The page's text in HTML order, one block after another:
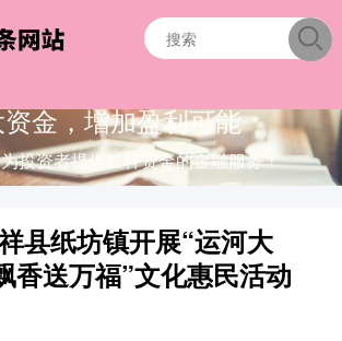
金，增加盈利可能
投资者提供杠杆资金的金融服务！
县纸坊镇开展“运河大
香送万福”文化惠民活动